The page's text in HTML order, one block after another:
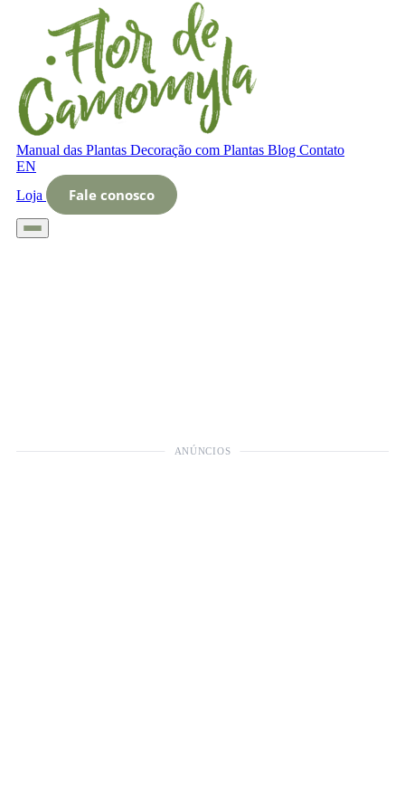
Manual das Plantas Decoração com Plantas Blog Contato
EN
Loja
Fale conosco
ANÚNCIOS